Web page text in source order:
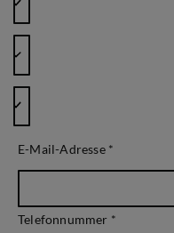
E-Mail-Adresse *
Telefonnummer *